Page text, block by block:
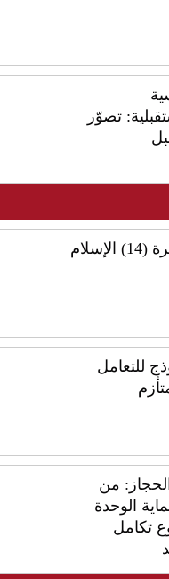
تصوّر
مسلمون خلف الذاكرة (14) الإسلام
للتعامل
من
الوحدة
تكامل